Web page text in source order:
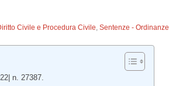
Civile e Procedura Civile,Sentenze - Ordinanze
n. 27387.